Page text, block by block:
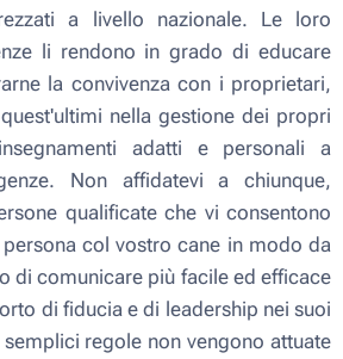
a livello nazionale. Le loro
li rendono in grado di educare
la convivenza con i proprietari,
nella gestione dei propri
adatti e personali a
Non affidatevi a chiunque,
qualificate che vi consentono
col vostro cane in modo da
di comunicare più facile ed efficace
di fiducia e di leadership nei suoi
regole non vengono attuate